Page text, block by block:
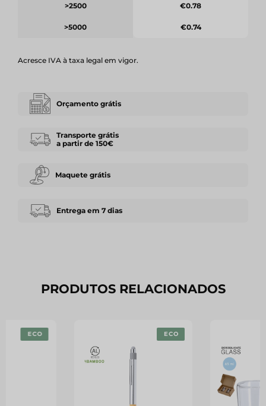
>2500
>5000
€0.78
€0.74
Acresce IVA à taxa legal em vigor.
Orçamento grátis
Transporte grátis
a partir de 150€
Maquete grátis
Entrega em 7 dias
PRODUTOS RELACIONADOS
ECO ECO